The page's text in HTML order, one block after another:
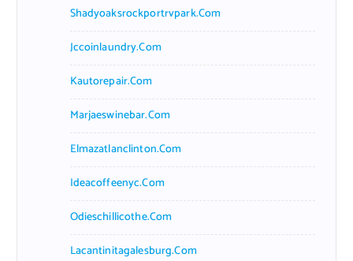
Shadyoaksrockportrvpark.com
Jccoinlaundry.com
Kautorepair.com
Marjaeswinebar.com
Elmazatlanclinton.com
Ideacoffeenyc.com
Odieschillicothe.com
Lacantinitagalesburg.com